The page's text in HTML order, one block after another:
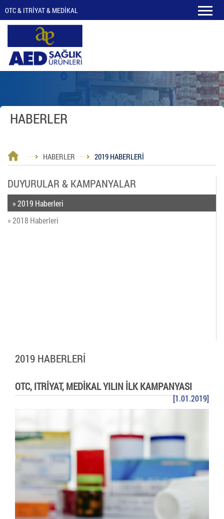
OTC & ITRİYAT & MEDİKAL
HABERLER
HABERLER 2019 HABERLERİ
DUYURULAR & KAMPANYALAR
» 2019 Haberleri
» 2018 Haberleri
2019 HABERLERİ
OTC, ITRİYAT, MEDİKAL YILIN İLK KAMPANYASI
[1.01.2019]